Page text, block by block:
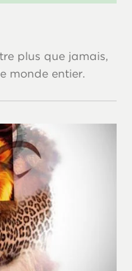
plus que jamais,
monde entier.